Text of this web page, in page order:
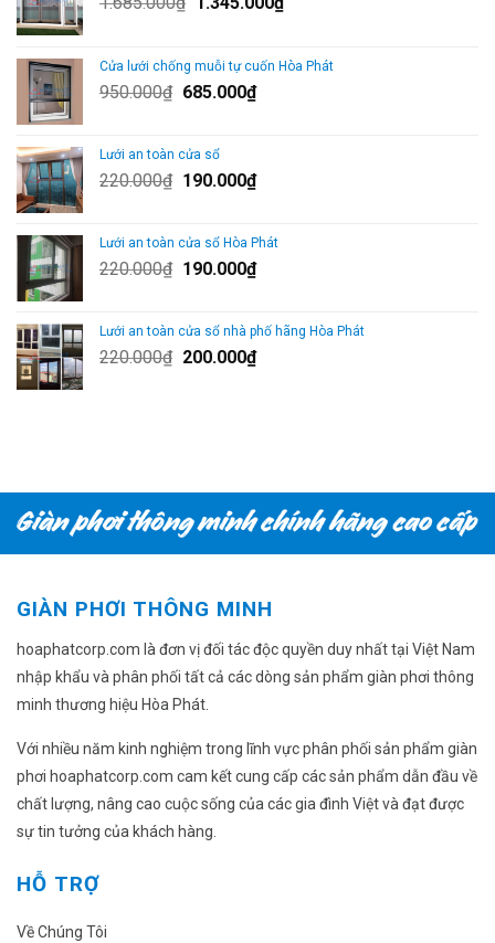
1.685.000₫.là:
Cửa lưới chống muỗi tự cuốn Hòa Phát
950.000₫ Giá
950.000₫.
685.000₫Giá
685.000₫.
Lưới an toàn cửa sổ
220.000₫ Giá
220.000₫.
190.000₫Giá
là:
190.000₫.
Lưới an toàn cửa sổ Hòa Phát
220.000₫ Giá
220.000₫.
190.000₫Giá
là:
190.000₫.
Lưới an toàn cửa sổ nhà phố hãng Hòa Phát
220.000₫ Giá
200.000₫Giá
GIÀN PHƠI THÔNG MINH
hoaphatcorp.com là đơn vị đối tác độc quyền duy nhất tại Việt Nam
nhập khẩu và phân phối tất cả các dòng sản phẩm giàn phơi thông
minh thương hiệu Hòa Phát.
Với nhiều năm kinh nghiệm trong lĩnh vực phân phối sản phẩm giàn
phơi hoaphatcorp.com cam kết cung cấp các sản phẩm dẫn đầu về
chất lượng, nâng cao cuộc sống của các gia đình Việt và đạt được
sự tin tưởng của khách hàng.
HỖ TRỢ
Về Chúng Tôi